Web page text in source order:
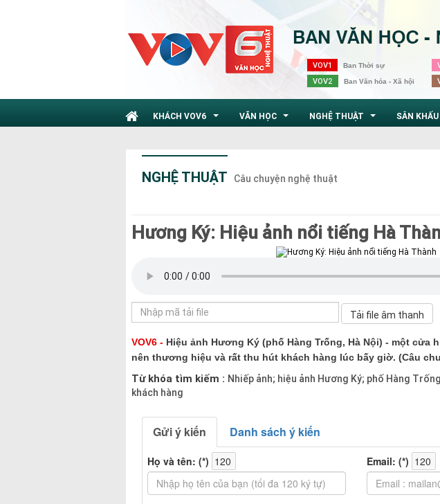
VOV1 Ban Thời sự
VOV2 Ban Văn hóa - Xã hội
KHÁCH VOV6 VĂN HỌC NGHỆ THUẬT SÂN KHẤU
NGHỆ THUẬT Câu chuyện nghệ thuật
Hương Ký: Hiệu ảnh nổi tiếng Hà
VOV6 - Hiệu ảnh Hương Ký (phố Hàng Trống, Hà Nội) - một cửa
nên thương hiệu và rất thu hút khách hàng lúc bấy giờ. (Câu
Từ khóa tìm kiếm : Nhiếp ảnh; hiệu ảnh Hương Ký; phố Hàng Trống
khách hàng